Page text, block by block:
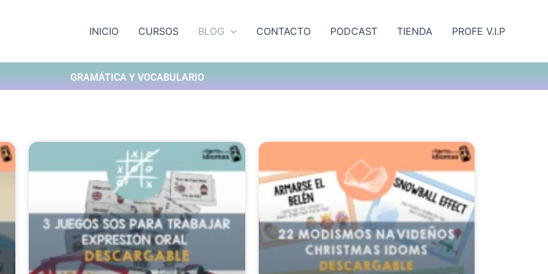
INICIO CURSOS BLOG CONTACTO PODCAST TIENDA PROFE V.I.P
GRAMÁTICA Y VOCABULARIO​
PáginaPágina